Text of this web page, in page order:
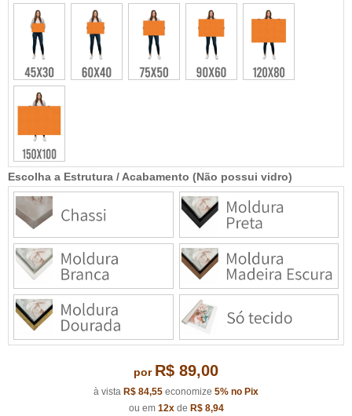
Escolha a Estrutura / Acabamento (Não possui vidro)
por R$ 89,00
à vista R$ 84,55 economize 5% no Pix
ou em 12xde R$ 8,94